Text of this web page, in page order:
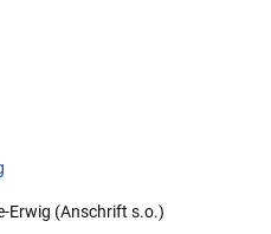
Erwig (Anschrift s.o.)